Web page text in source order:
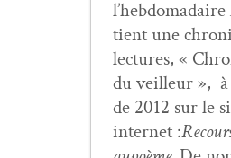
l’hebdomadaire
tient une
lec­tures, «
du veilleur »,
de 2012 sur le
inter­net :